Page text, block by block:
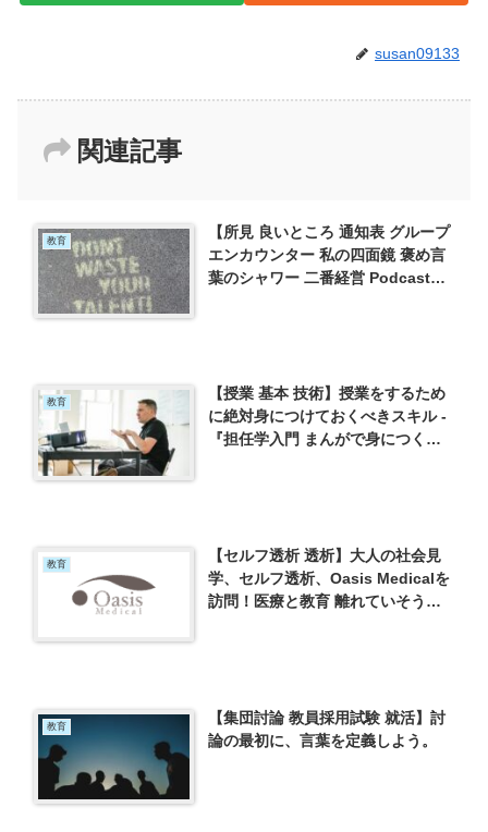
susan09133
関連記事
教育
【所見 良いところ 通知表 グループ
エンカウンター 私の四面鏡 褒め言
葉のシャワー 二番経営 Podcast】
（八木仁平）を読んでー
教育
【授業 基本 技術】授業をするため
に絶対身につけておくべきスキル -
『担任学入門 まんがで身につく担
教育
【セルフ透析 透析】大人の社会見
学、セルフ透析、Oasis Medicalを
訪問！医療と教育 離れていそうな
教育
【集団討論 教員採用試験 就活】討
論の最初に、言葉を定義しよう。